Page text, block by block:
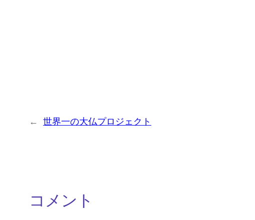
← 世界一の大仏プロジェクト
コメント